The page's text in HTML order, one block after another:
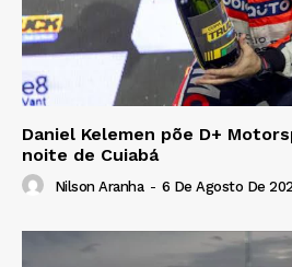
Daniel Kelemen põe D+
noite de Cuiabá
Nilson Aranha - 6 De Agosto De